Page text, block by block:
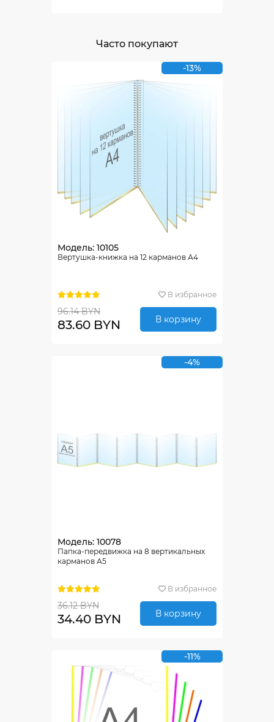
Часто покупают
-13%
Модель: 10105
Вертушка-книжка на 12 карманов А4
В избранное
96.14 BYN
83.60 BYN В корзину
-4%
Модель: 10078
Папка-передвижка на 8 вертикальных
карманов А5
В избранное
36.12 BYN
34.40 BYN В корзину
-11%